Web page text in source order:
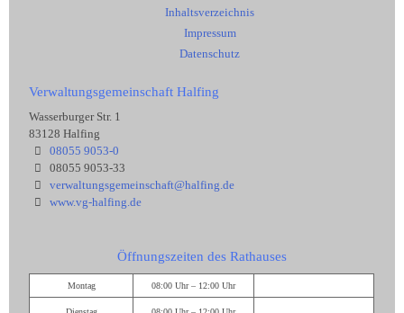
Inhaltsverzeichnis
Impressum
Datenschutz
Verwaltungsgemeinschaft Halfing
Wasserburger Str. 1
83128 Halfing
08055 9053-0
08055 9053-33
verwaltungsgemeinschaft@halfing.de
www.vg-halfing.de
Öffnungszeiten des Rathauses
Montag 08:00 Uhr – 12:00 Uhr